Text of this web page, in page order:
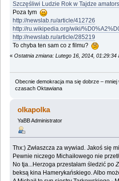
Szczęśliwi Ludzie Rok w Tajdze
Poza tym
http://newslab.ru/article/412726
http://ru.wikipedia.org/wiki/
http://newslab.ru/article/285219
To chyba ten sam co z filmu?
« Ostatnia zmiana: Lutego 16, 2014, 01:29:34
Obecnie demokracja ma się dobrze –
czasach Oktawiana
olkapolka
YaBB Administrator
Thx:) Zwłaszcza za wywiad. Jakoś się
Pewnie niczego Michaiłowego nie
No tja...Herzoga przestałam śledzić po
beksą kina Hamerykańskiego. Albo